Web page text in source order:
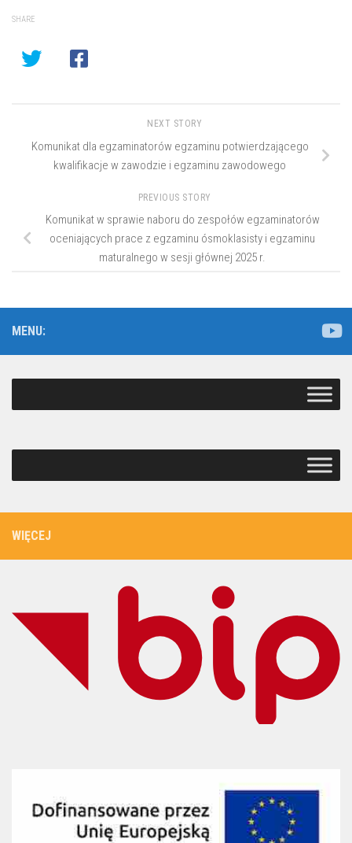
SHARE
NEXT STORY
Komunikat dla egzaminatorów egzaminu potwierdzającego
kwalifikacje w zawodzie i egzaminu zawodowego
PREVIOUS STORY
Komunikat w sprawie naboru do zespołów egzaminatorów
oceniających prace z egzaminu ósmoklasisty i egzaminu
maturalnego w sesji głównej 2025 r.
MENU:
WIĘCEJ